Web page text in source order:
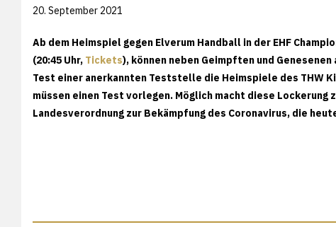
20. September 2021
Ab dem Heimspiel gegen Elverum Handball in der EHF
(20:45 Uhr, Tickets), können neben Geimpften und
Test einer anerkannten Teststelle die Heimspiele des THW
müssen einen Test vorlegen. Möglich macht diese Lockerung
Landesverordnung zur Bekämpfung des Coronavirus, die